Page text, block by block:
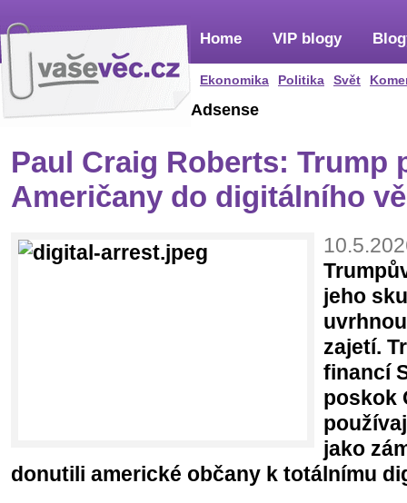
Home
Ekonomika Politika Svět
VIP blogy
Adsense
Paul Craig Roberts: Trump
Američany do digitálního
jeho
zajetí.
financí
poskok
jako
donutili americké občany k totálnímu